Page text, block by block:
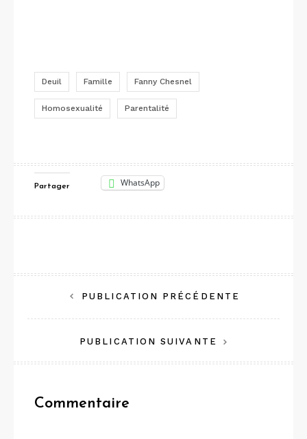
Deuil Famille Fanny Chesnel
Homosexualité Parentalité
Partager WhatsApp
Navigation
de
l’article
PUBLICATION PRÉCÉDENTE
PUBLICATION SUIVANTE
Commentaire